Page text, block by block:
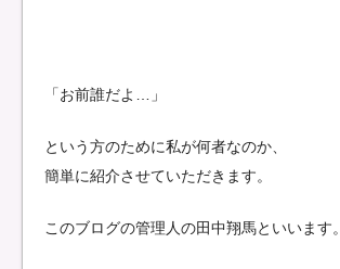
「お前誰だよ…」
という方のために私が何者なのか、
簡単に紹介させていただきます。
このブログの管理人の田中翔馬といいます。